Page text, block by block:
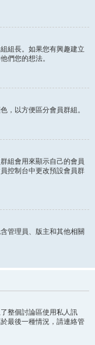
組長。如果您有興趣建立
們您的想法。
，以方便區分會員群組。
組會用來顯示自己的會員
控制台中更改預設會員群
管理員、版主和其他相關
整個討論區使用私人訊
最後一種情況，請連絡管